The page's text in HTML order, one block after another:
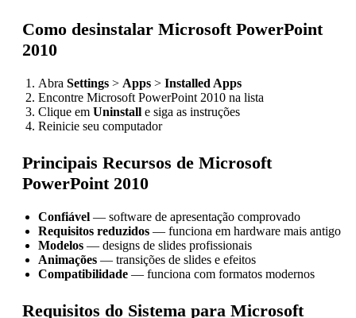
Como desinstalar Microsoft PowerPoint
2010
Abra Settings > Apps > Installed Apps
Encontre Microsoft PowerPoint 2010 na lista
Clique em Uninstall e siga as instruções
Reinicie seu computador
Principais Recursos de Microsoft
PowerPoint 2010
Confiável — software de apresentação comprovado
Requisitos reduzidos — funciona em hardware mais antigo
Modelos — designs de slides profissionais
Animações — transições de slides e efeitos
Compatibilidade — funciona com formatos modernos
Requisitos do Sistema para Microsoft